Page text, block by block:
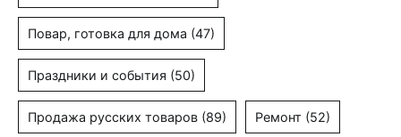
Повар, готовка для дома (47)
Праздники и события (50)
Продажа русских товаров (89) Ремонт (52)